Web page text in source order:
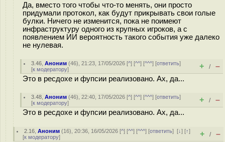
Да, вместо того чтобы что‑то менять, они просто
придумали протокол, как будут прикрывать свои голые
булки. Ничего не изменится, пока не поимеют
инфраструктуру одного из крупных игроков, а с
появлением ИИ вероятность такого события уже далеко
не нулевая.
3.46 ,Аноним (46), 21:23, 17/05/2026 [^] [^^] [^^^] [ответить]
[к модератору] + / –
Это в ресдохе и фупсии реализовано. Ах, да...
3.48 ,Аноним (46), 22:40, 17/05/2026 [^] [^^] [^^^] [ответить]
[к модератору] + / –
Это в ресдохе и фупсии реализовано. Ах, да...
2.16 ,Аноним (16), 20:36, 16/05/2026 [^] [^^] [^^^] [ответить][↓] [↑]
[к модератору] + / –